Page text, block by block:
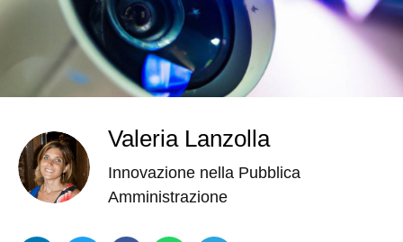
Valeria Lanzolla
Innovazione nella Pubblica
Amministrazione